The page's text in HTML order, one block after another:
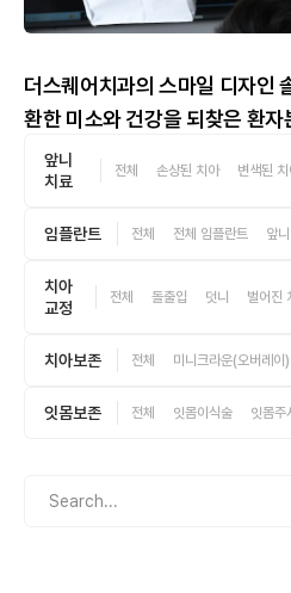
더스퀘어치과의 스마일 디자인
환한 미소와 건강을 되찾은 환자
다.앞니
치료
전체 손상된 치아 변색된
임플란트 전체 전체 임플란트 앞
치아
교정
전체 돌출입 덧니 벌어진
치아보존 전체 미니크라운(오버레이)
잇몸보존 전체 잇몸이식술 잇몸주